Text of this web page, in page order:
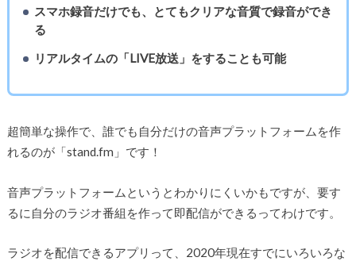
スマホ録音だけでも、とてもクリアな音質で録音ができ
る
リアルタイムの「LIVE放送」をすることも可能
超簡単な操作で、誰でも自分だけの音声プラットフォームを作
れるのが「stand.fm」です！
音声プラットフォームというとわかりにくいかもですが、要す
るに自分のラジオ番組を作って即配信ができるってわけです。
ラジオを配信できるアプリって、2020年現在すでにいろいろな